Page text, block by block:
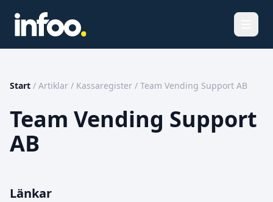
Start / Artiklar / Kassaregister / Team Vending Support AB
Team Vending Support
AB
Länkar